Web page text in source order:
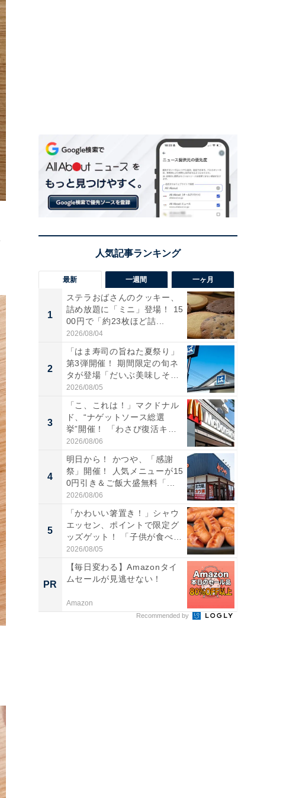
最新 一週間 一ヶ月
1
ステラおばさんのクッキー、
詰め放題に「ミニ」登場！ 15
00円で「約23枚ほど詰...
2026/08/04
2
「はま寿司の旨ねた夏祭り」
第3弾開催！ 期間限定の旬ネ
タが登場「だいぶ美味しそ
う...
2026/08/05
3
「こ、これは！」マクドナル
ド、“ナゲットソース総選
挙”開催！ 「わさび復活キボ
ン...
2026/08/06
4
明日から！ かつや、「感謝
祭」開催！ 人気メニューが15
0円引き＆ご飯大盛無料「...
2026/08/06
5
「かわいい箸置き！」シャウ
エッセン、ポイントで限定グ
ッズゲット！ 「子供が食べ
ち...
2026/08/05
PR
【毎日変わる】Amazonタイ
ムセールが見逃せない！
Amazon
Recommended by